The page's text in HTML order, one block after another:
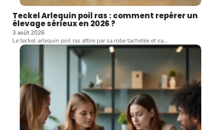
Teckel Arlequin poil ras : comment repérer un
élevage sérieux en 2026 ?
3 août 2026
Le teckel arlequin poil ras attire par sa robe tachetée et sa…